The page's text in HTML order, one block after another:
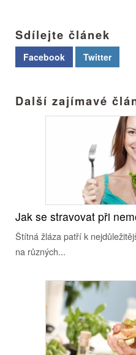
Sdílejte článek
Facebook Twitter
Další zajímavé
Jak se stravovat při
Štítná žláza patří k
na různých...